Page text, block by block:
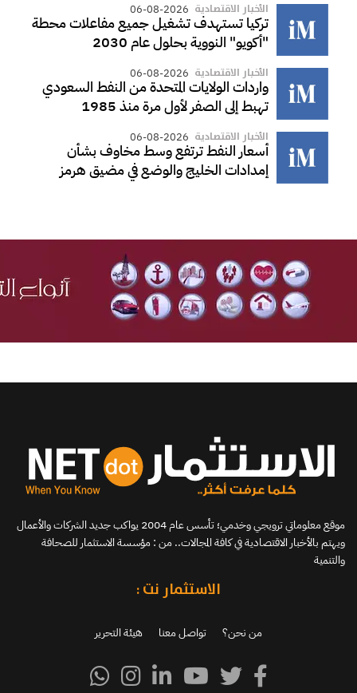
الأخبار الاقتصادية 06-08-2026
تركيا تستهدف تشغيل جميع مفاعلات محطة
"أكويو" النووية بحلول عام 2030
الأخبار الاقتصادية 06-08-2026
واردات الولايات المتحدة من النفط السعودي
تهبط إلى الصفر لأول مرة منذ 1985
الأخبار الاقتصادية 06-08-2026
أسعار النفط ترتفع وسط مخاوف بشأن
إمدادات الخليج والوضع في مضيق هرمز
موقع معلوماتي ترويجي وخدمي؛ تأسس عام 2004 يواكب جديد الشركات والأعمال
ويهتم بالأخبار الاقتصادية في كافة المجالات.. من : مؤسسة الاستثمار للصحافة
والتنمية
الاستثمار نت :
من نحن؟ تواصل معنا هيئة التحرير